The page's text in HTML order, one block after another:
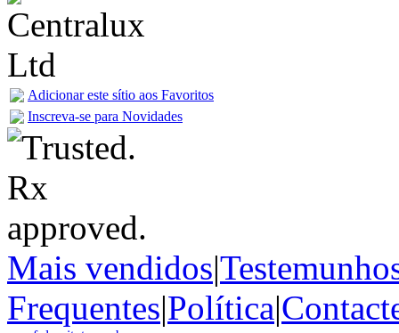
Adicionar este sítio aos Favoritos
Inscreva-se para Novidades
Mais vendidos|
Frequentes|Política|